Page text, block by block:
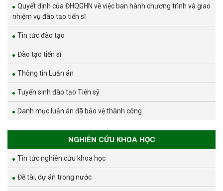
Quyết định của ĐHQGHN về việc ban hành chương trình và giao
nhiệm vụ đào tạo tiến sĩ
Tin tức đào tạo
Đào tạo tiến sĩ
Thông tin Luận án
Tuyển sinh đào tạo Tiến sỹ
Danh mục luận án đã bảo vệ thành công
NGHIÊN CỨU KHOA HỌC
Tin tức nghiên cứu khoa học
Đề tài, dự án trong nước